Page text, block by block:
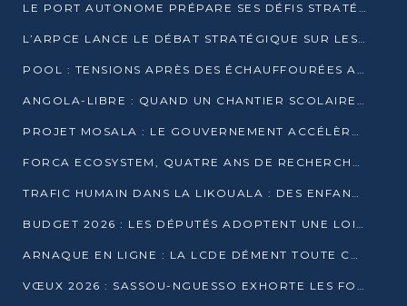
LE PORT AUTONOME PRÉPARE SES DÉFIS STRATÉGIQUES DE 2026
L’ARPCE LANCE LE DÉBAT STRATÉGIQUE SUR LES DONNÉES, L’IA ET LA FINANCE NUMÉRIQUE AU CONGO
POOL : TENSIONS APRÈS DES ÉCHAUFFOURÉES ARMÉES ENTRE DGSP ET EX-MILICIENS NINJA
ANGOLA-LIBRE : QUAND UN CHANTIER SCOLAIRE DEVIENT LE MIROIR D’UN CONGO EN MOUVEMENT
PROJET MOSALA : LE GOUVERNEMENT ACCÉLÈRE L’INSERTION DES JEUNES EN 2026
FORCA ECOSYSTEM, QUATRE ANS DE RECHERCHE DE TERRAIN AVANT UN LANCEMENT OFFICIEL EN 2026
TRAFIC HUMAIN DANS LA LIKOUALA : DES ENFANTS AUTOCHTONES RÉDUITS AU TRAVAIL FORCÉ
BUDGET 2026 : LES DÉPUTÉS ADOPTENT UNE LOI DES FINANCES DE PLUS DE 2500 MILLIARDS FCFA
ARNAQUE EN LIGNE : LA LCDE DÉMENT TOUTE CAMPAGNE DE RECRUTEMENT
VŒUX 2026 : SASSOU-NGUESSO EXHORTE LES FORCES VIVES À RENFORCER L’UNITÉ